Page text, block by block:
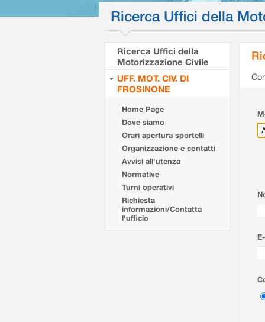
Ricerca Uffici della
Ricerca Uffici della
Motorizzazione Civile
UFF. MOT. CIV. DI
FROSINONE
Home Page
Dove siamo
Orari apertura sportelli
Organizzazione e contatti
Avvisi all'utenza
Normative
Turni operativi
Richiesta
informazioni/Contatta
l'ufficio